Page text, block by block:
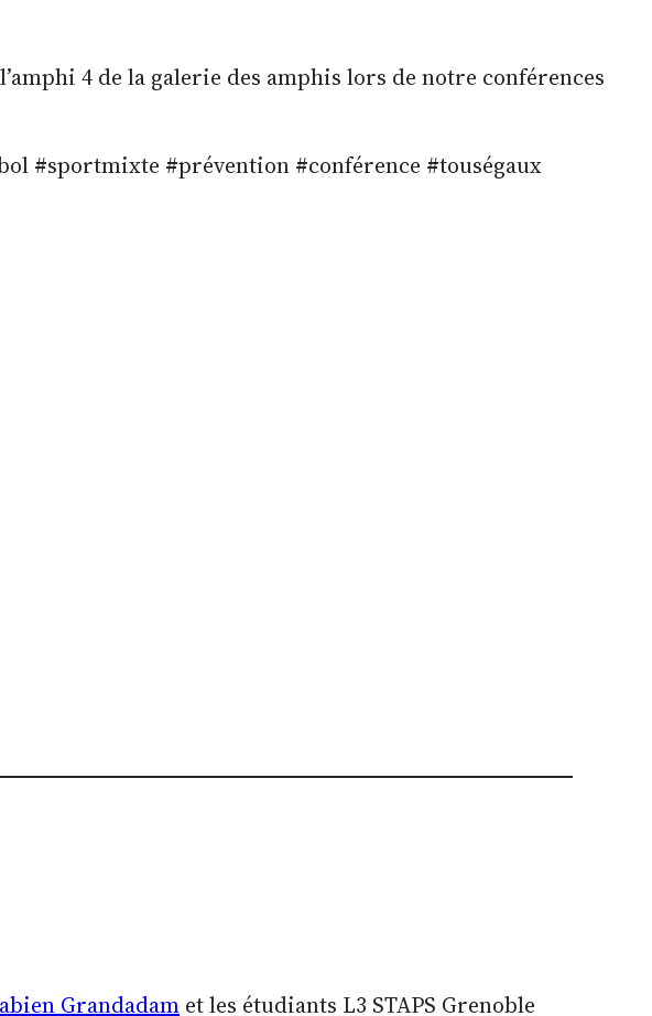
4 de la galerie des amphis lors de notre conférences
#sportmixte #prévention #conférence #touségaux
Grandadam et les étudiants L3 STAPS Grenoble